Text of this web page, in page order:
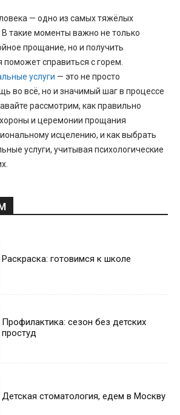
— одно из самых тяжёлых
такие моменты важно не только
прощание, но и получить
справиться с горем.
услуги — это не просто
во всё, но и значимый шаг в процессе
рассмотрим, как правильно
и церемонии прощания
исцелению, и как выбрать
услуги, учитывая психологические
Раскраска: готовимся к школе
Профилактика: сезон без детских
простуд
Детская стоматология, едем в Москву